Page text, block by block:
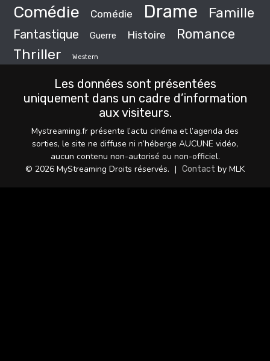
Comédie Comédie Drame Famille
Fantastique Guerre Histoire Romance
Thriller Western
Les données sont présentées
uniquement dans un cadre d’information
aux visiteurs.
Mystreaming.fr présente l’actu cinéma et l’agenda des
sorties, le site ne diffuse ni n’héberge AUCUNE vidéo,
aucun contenu non-autorisé ou non-officiel.
© 2026 MyStreaming Droits réservés. | Contact by MLK